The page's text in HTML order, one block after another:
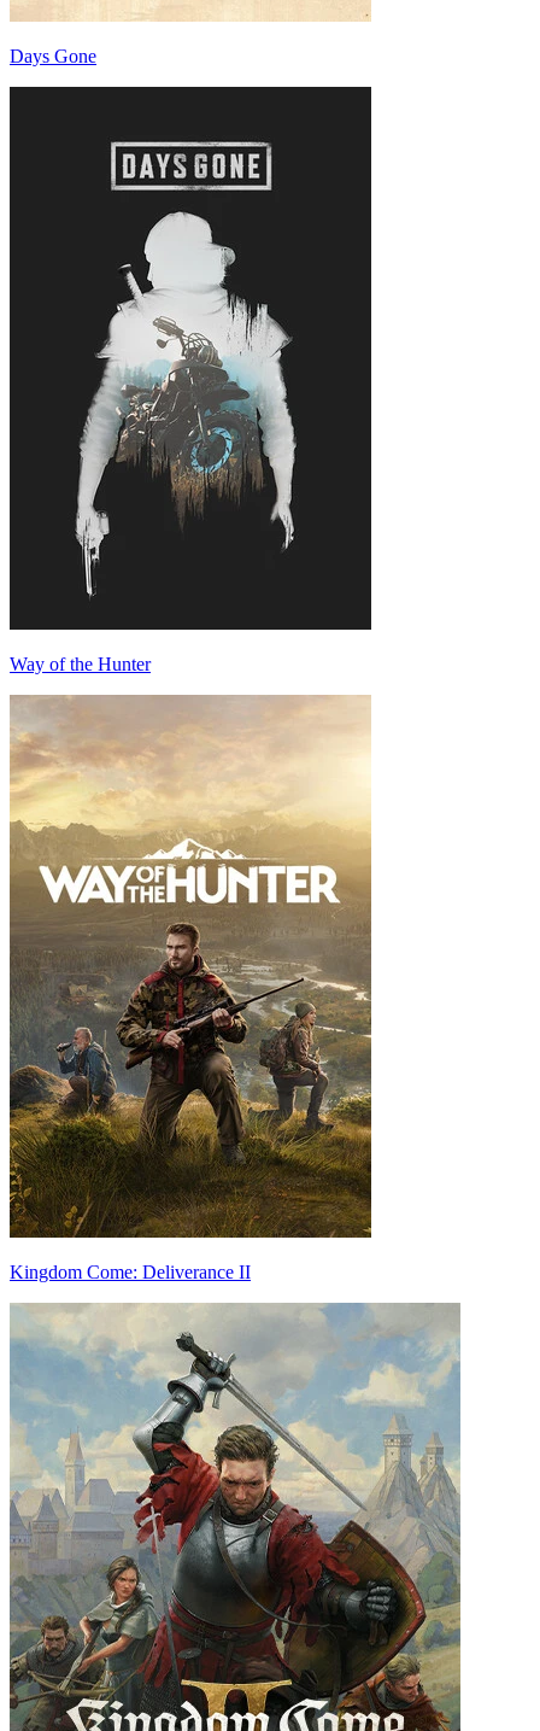
Days Gone
Way of the Hunter
Kingdom Come: Deliverance II